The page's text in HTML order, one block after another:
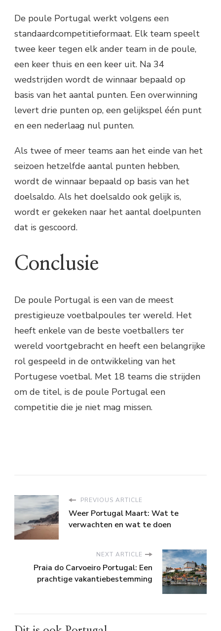
De poule Portugal werkt volgens een
standaardcompetitieformaat. Elk team speelt
twee keer tegen elk ander team in de poule,
een keer thuis en een keer uit. Na 34
wedstrijden wordt de winnaar bepaald op
basis van het aantal punten. Een overwinning
levert drie punten op, een gelijkspel één punt
en een nederlaag nul punten.
Als twee of meer teams aan het einde van het
seizoen hetzelfde aantal punten hebben,
wordt de winnaar bepaald op basis van het
doelsaldo. Als het doelsaldo ook gelijk is,
wordt er gekeken naar het aantal doelpunten
dat is gescoord.
Conclusie
De poule Portugal is een van de meest
prestigieuze voetbalpoules ter wereld. Het
heeft enkele van de beste voetballers ter
wereld voortgebracht en heeft een belangrijke
rol gespeeld in de ontwikkeling van het
Portugese voetbal. Met 18 teams die strijden
om de titel, is de poule Portugal een
competitie die je niet mag missen.
PREVIOUS ARTICLE
Weer Portugal Maart: Wat te
verwachten en wat te doen
NEXT ARTICLE
Praia do Carvoeiro Portugal: Een
prachtige vakantiebestemming